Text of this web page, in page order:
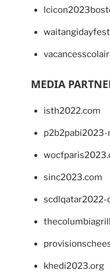
MEDIA
isth2022.com
p2b2pabi2023-
sinc2023.com
scdlqatar2022-
khedi2023.org